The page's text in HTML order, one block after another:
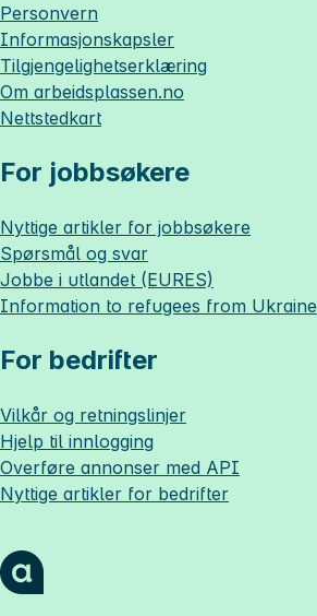
Personvern
Informasjonskapsler
Tilgjengelighetserklæring
Om arbeidsplassen.no
Nettstedkart
For jobbsøkere
Nyttige artikler for jobbsøkere
Spørsmål og svar
Jobbe i utlandet (EURES)
Information to refugees from Ukraine
For bedrifter
Vilkår og retningslinjer
Hjelp til innlogging
Overføre annonser med API
Nyttige artikler for bedrifter